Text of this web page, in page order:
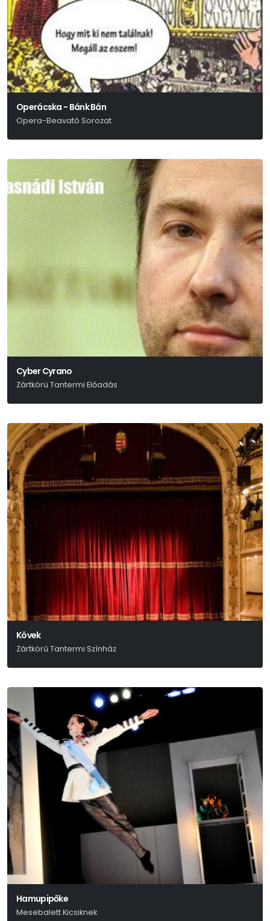
Operácska - Bánk Bán
Opera-Beavató Sorozat
Cyber Cyrano
Zártkörü Tantermi Előadás
Kövek
Zártkörű Tantermi Színház
Hamupipőke
Mesebalett Kicsiknek